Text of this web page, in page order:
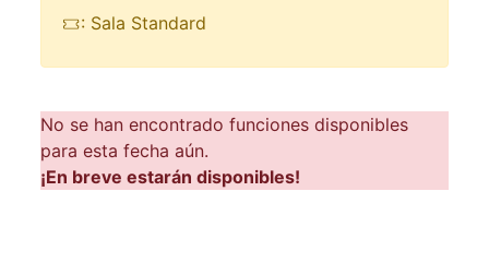
: Sala Standard
No se han encontrado funciones disponibles
para esta fecha aún.
¡En breve estarán disponibles!